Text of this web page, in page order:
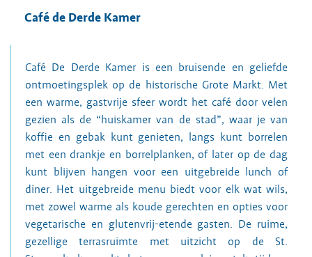
Café de Derde Kamer
Café De Derde Kamer is een bruisende en geliefde
ontmoetingsplek op de historische Grote Markt. Met
een warme, gastvrije sfeer wordt het café door velen
gezien als de “huiskamer van de stad”, waar je van
koffie en gebak kunt genieten, langs kunt borrelen
met een drankje en borrelplanken, of later op de dag
kunt blijven hangen voor een uitgebreide lunch of
diner. Het uitgebreide menu biedt voor elk wat wils,
met zowel warme als koude gerechten en opties voor
vegetarische en glutenvrij-etende gasten. De ruime,
gezellige terrasruimte met uitzicht op de St.